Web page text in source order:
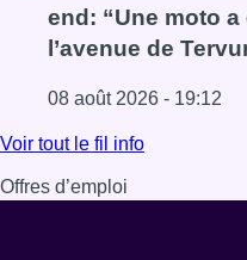
end: “Une moto
l’avenue de
08 août 2026 - 19:12
Lire l'article Marathon
Voir tout le fil info
Offres d’emploi